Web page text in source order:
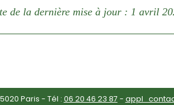
de la dernière mise à jour : 1 avril
Paris - Tél : 06 20 46 23 87 -